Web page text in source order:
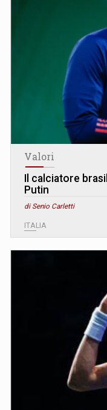
Valori
Il calciatore
Putin
di Senio Carletti
ITALIA